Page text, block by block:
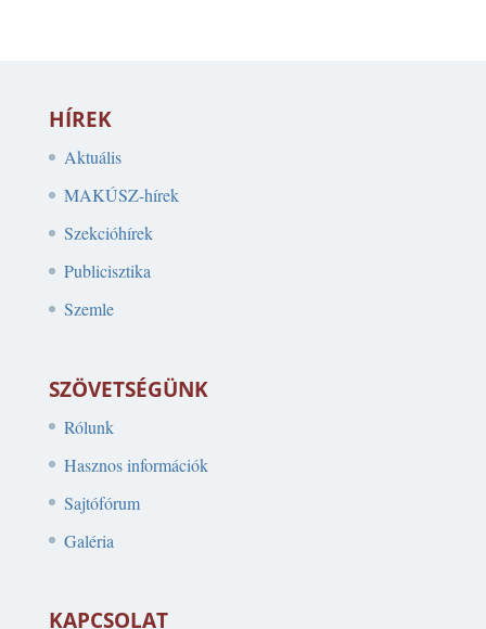
HÍREK
Aktuális
MAKÚSZ-hírek
Szekcióhírek
Publicisztika
Szemle
SZÖVETSÉGÜNK
Rólunk
Hasznos információk
Sajtófórum
Galéria
KAPCSOLAT